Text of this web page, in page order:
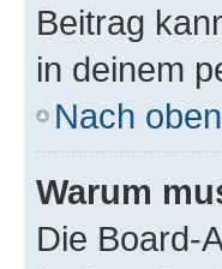
Beitrag
in deinem
Nach oben
Warum
Die Board-